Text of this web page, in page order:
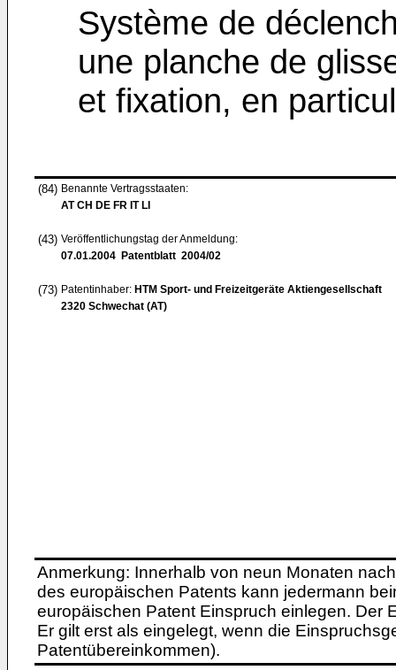
Système de
une planche de
et fixation, en
(84) Benannte Vertragsstaaten:
AT CH DE FR IT LI
(43) Veröffentlichungstag der Anmeldung:
07.01.2004 Patentblatt 2004/02
(73) Patentinhaber: HTM Sport- und Freizeitgeräte Aktiengesellschaft
2320 Schwechat (AT)
Anmerkung: Innerhalb von neun Monaten
des europäischen Patents kann jedermann
europäischen Patent Einspruch einlegen. Der
Er gilt erst als eingelegt, wenn die
Patentübereinkommen).